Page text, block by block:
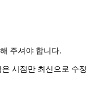
주셔야 합니다.
시점만 최신으로 수정